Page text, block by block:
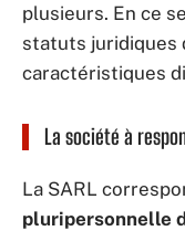
plusieurs. En ce
statuts juridiques
caractéristiques
La société à
La SARL
pluripersonnelle